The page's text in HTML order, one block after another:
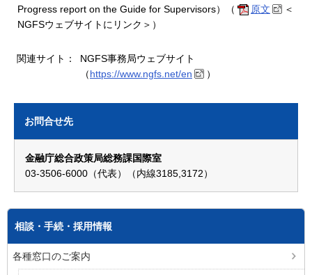
Progress report on the Guide for Supervisors）（
原文
＜
NGFSウェブサイトにリンク＞）
関連サイト：
NGFS事務局ウェブサイト
（https://www.ngfs.net/en ）
お問合せ先
金融庁総合政策局総務課国際室
03-3506-6000（代表）（内線3185,3172）
相談・手続・採用情報
各種窓口のご案内